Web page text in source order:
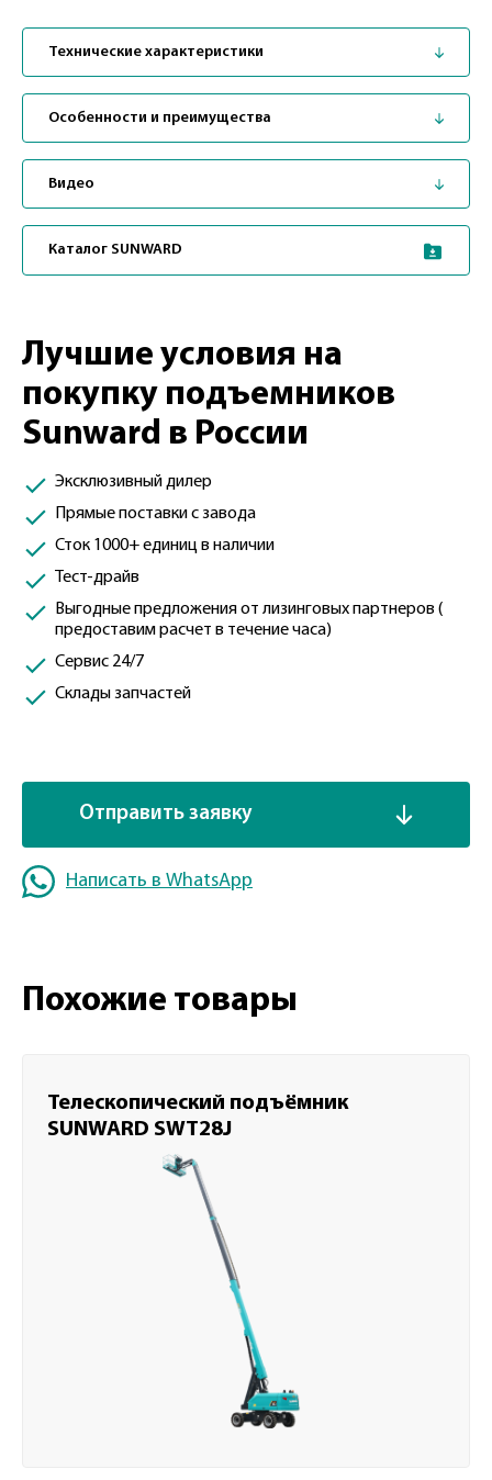
Технические характеристики
Особенности и преимущества
Видео
Каталог SUNWARD
Лучшие условия на
покупку подъемников
Sunward в России
Эксклюзивный дилер
Прямые поставки с завода
Сток 1000+ единиц в наличии
Тест-драйв
Выгодные предложения от лизинговых партнеров (
предоставим расчет в течение часа)
Сервис 24/7
Склады запчастей
Отправить заявку
Написать в WhatsApp
Похожие товары
Телескопический подъёмник
SUNWARD SWT28J